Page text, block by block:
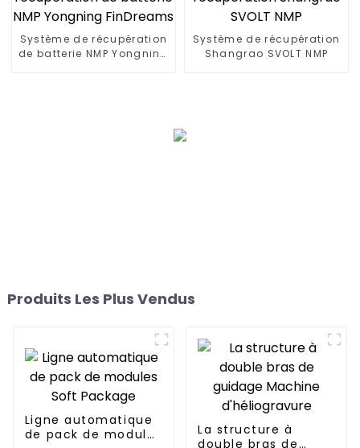
Système de récupération
de batterie NMP Yongning
Système de récupération
Shangrao SVOLT NMP
Produits Les Plus Vendus
Ligne automatique
de pack de modules
La structure à
double bras de